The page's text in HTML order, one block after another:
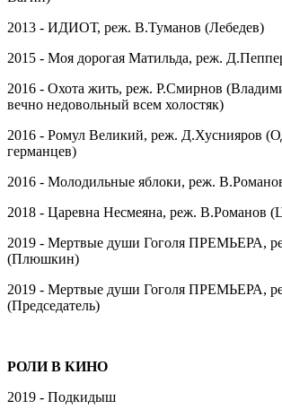
2013 - ИДИОТ, реж. В.Туманов (Лебедев)
2015 - Моя дорогая Матильда, реж.
2016 - Охота жить, реж. Р.Смирнов
вечно недовольный всем холостяк)
2016 - Ромул Великий, реж. Д.Хуснияров
германцев)
2016 - Молодильные яблоки, реж.
2018 - Царевна Несмеяна, реж. В.Романов
2019 - Мертвые души Гоголя ПРЕМЬЕРА,
(Плюшкин)
2019 - Мертвые души Гоголя ПРЕМЬЕРА,
(Председатель)
РОЛИ В КИНО
2019 - Подкидыш